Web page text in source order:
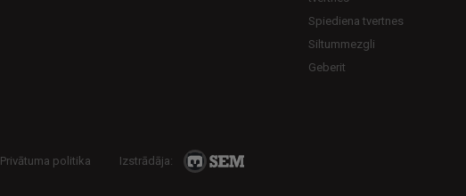
Spiediena tvertnes
Siltummezgli
Geberit
Privātuma politika Izstrādāja: